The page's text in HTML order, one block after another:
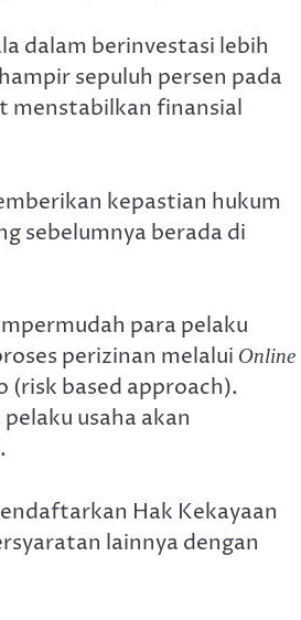
dalam berinvestasi lebih
sepuluh persen pada
menstabilkan finansial
kepastian hukum
sebelumnya berada di
para pelaku
perizinan melalui Online
(risk based approach).
usaha akan
Hak Kekayaan
lainnya dengan